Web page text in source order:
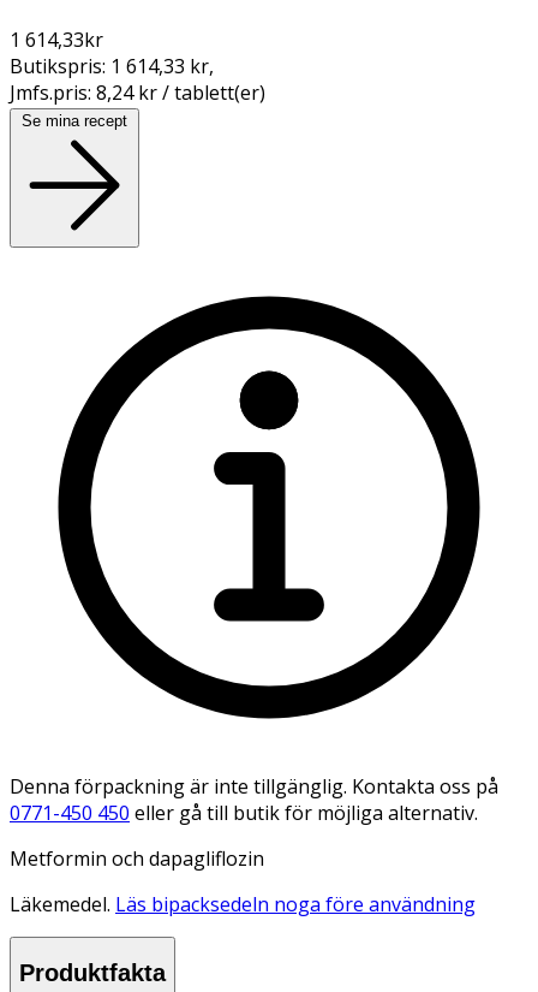
1 614,33kr
Butikspris: 1 614,33 kr,
Jmfs.pris: 8,24 kr / tablett(er)
Se mina recept
Denna förpackning är inte tillgänglig. Kontakta oss på
0771-450 450 eller gå till butik för möjliga alternativ.
Metformin och dapagliflozin
Läkemedel. Läs bipacksedeln noga före användning
Produktfakta